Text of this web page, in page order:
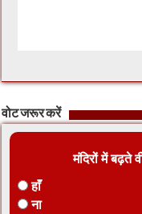
वोट जरूर करें
मंदिरों में
हाँ
ना